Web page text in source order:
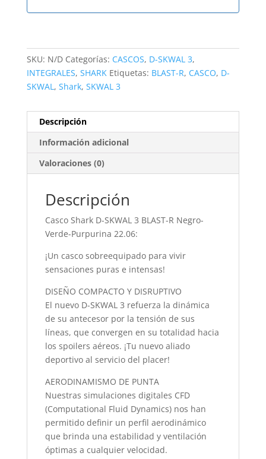
SKU: N/D Categorías: CASCOS, D-SKWAL 3,
INTEGRALES, SHARK Etiquetas: BLAST-R, CASCO, D-
SKWAL, Shark, SKWAL 3
Descripción
Información adicional
Valoraciones (0)
Descripción
Casco Shark D-SKWAL 3 BLAST-R Negro-
Verde-Purpurina 22.06:
¡Un casco sobreequipado para vivir
sensaciones puras e intensas!
DISEÑO COMPACTO Y DISRUPTIVO
El nuevo D-SKWAL 3 refuerza la dinámica
de su antecesor por la tensión de sus
líneas, que convergen en su totalidad hacia
los spoilers aéreos. ¡Tu nuevo aliado
deportivo al servicio del placer!
AERODINAMISMO DE PUNTA
Nuestras simulaciones digitales CFD
(Computational Fluid Dynamics) nos han
permitido definir un perfil aerodinámico
que brinda una estabilidad y ventilación
óptimas a cualquier velocidad.